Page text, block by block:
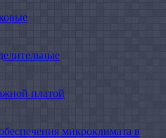
платой
микроклимата в